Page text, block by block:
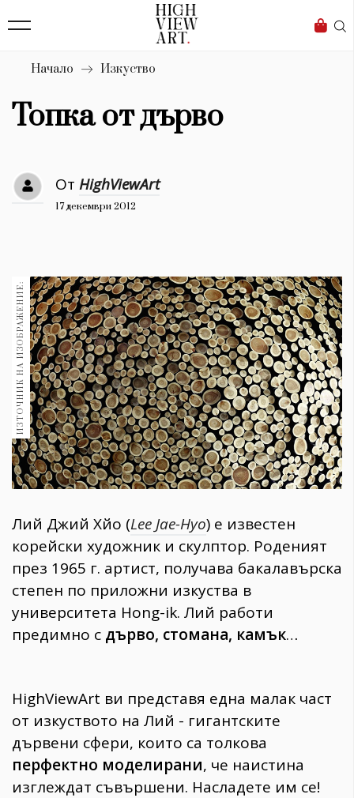
Бизнес
Мода
Dialogue
Красота
Дизайн
1272
Книги 1188
30+ 1970
Гурме 1709
Пътувай
237
Здраве
Gentlemen
382
Wellness
1816
НИ
Начало Изкуство
Топка от дърво
От HighViewArt
17 декември 2012
ИЗТОЧНИК НА ИЗОБРАЖЕНИЕ:
Лий Джий Хйо (Lee Jae-Hyo) е известен
корейски художник и скулптор. Роденият
през 1965 г. артист, получава бакалавърска
степен по приложни изкуства в
университета Hong-ik. Лий работи
предимно с дърво, стомана, камък…
HighViewArt ви представя една малак част
от изкуството на Лий - гигантските
дървени сфери, които са толкова
перфектно моделирани, че наистина
изглеждат съвършени. Насладете им се!